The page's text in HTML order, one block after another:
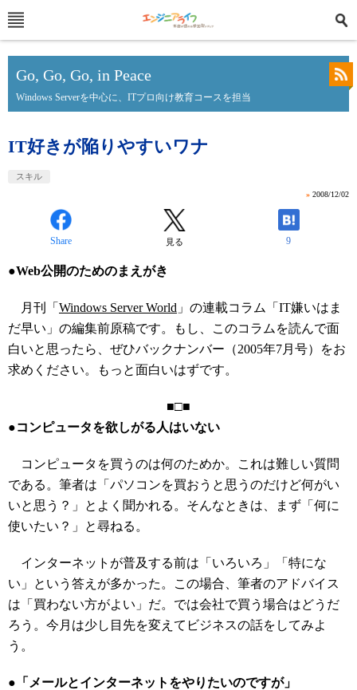
Go, Go, Go, in Peace
Windows Serverを中心に、ITプロ向け教育コースを担当
IT好きが陥りやすいワナ
スキル
» 2008/12/02
Share 見る 9
●Web公開のためのまえがき
月刊「 Windows Server World 」の連載コラム「IT嫌いはま
だ早い」の編集前原稿です。もし、このコラムを読んで面
白いと思ったら、ぜひバックナンバー（2005年7月号）をお
求めください。もっと面白いはずです。
■□■
●コンピュータを欲しがる人はいない
コンピュータを買うのは何のためか。これは難しい質問
である。筆者は「パソコンを買おうと思うのだけど何がい
いと思う？」とよく聞かれる。そんなときは、まず「何に
使いたい？」と尋ねる。
インターネットが普及する前は「いろいろ」「特にな
い」という答えが多かった。この場合、筆者のアドバイス
は「買わない方がよい」だ。では会社で買う場合はどうだ
ろう。今月は少し目先を変えてビジネスの話をしてみよ
う。
●「メールとインターネットをやりたいのですが」